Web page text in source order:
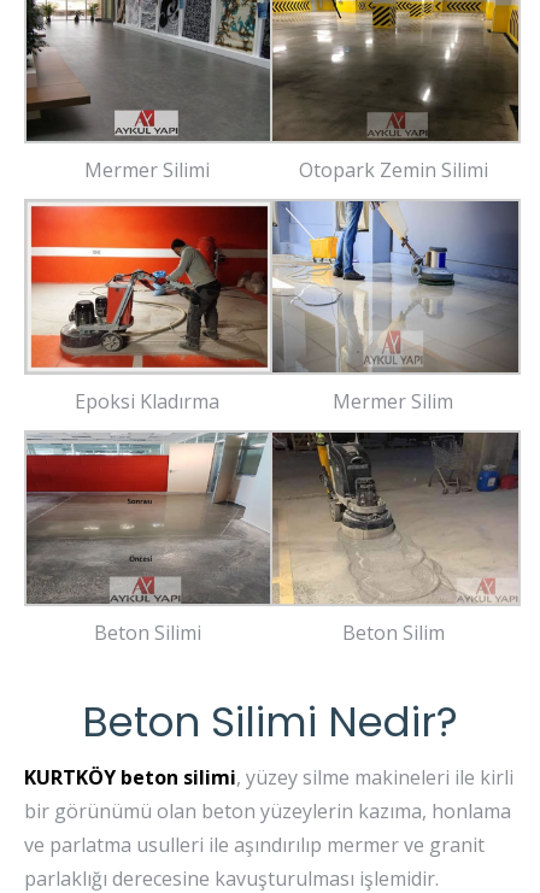
Mermer Silimi Otopark Zemin Silimi
Epoksi Kladırma Mermer Silim
Beton Silimi Beton Silim
Beton Silimi Nedir?
KURTKÖY beton silimi, yüzey silme makineleri ile kirli
bir görünümü olan beton yüzeylerin kazıma, honlama
ve parlatma usulleri ile aşındırılıp mermer ve granit
parlaklığı derecesine kavuşturulması işlemidir.